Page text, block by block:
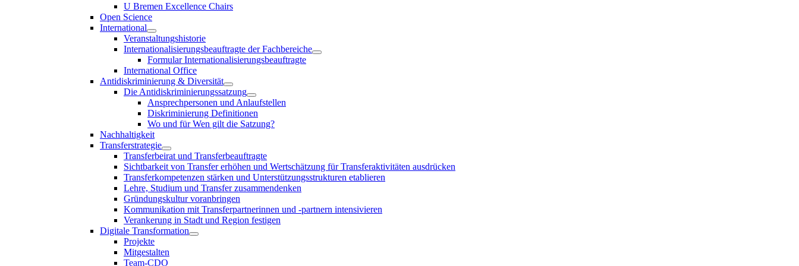
U Bremen Excellence Chairs
Open Science
International
Veranstaltungshistorie
Internationalisierungsbeauftragte der Fachbereiche
Formular Internationalisierungsbeauftragte
International Office
Antidiskriminierung & Diversität
Die Antidiskriminierungssatzung
Ansprechpersonen und Anlaufstellen
Diskriminierung Definitionen
Wo und für Wen gilt die Satzung?
Nachhaltigkeit
Transferstrategie
Transferbeirat und Transferbeauftragte
Sichtbarkeit von Transfer erhöhen und Wertschätzung für Transferaktivitäten ausdrücken
Transferkompetenzen stärken und Unterstützungsstrukturen etablieren
Lehre, Studium und Transfer zusammendenken
Gründungskultur voranbringen
Kommunikation mit Transferpartnerinnen und -partnern intensivieren
Verankerung in Stadt und Region festigen
Digitale Transformation
Projekte
Mitgestalten
Team-CDO